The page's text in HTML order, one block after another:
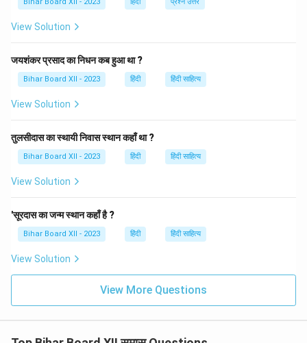
सही मार्ग दिखाने के संदर्भ में प्रयुक्त होता है। इस प्रकार, संधि-विच्छेद
से हमें शब्दों के अर्थ को बेहतर समझने में मदद मिलती है और हम भाषा की
Download Solution in PDF
View Solution
जयशंकर प्रसाद का निधन कब हुआ था ?
Bihar Board XII - 2023 हिंदी हिंदी साहित्य
View Solution
तुलसीदास का स्थायी निवास स्थान कहाँ था ?
Bihar Board XII - 2023 हिंदी हिंदी साहित्य
View Solution
'सूरदास का जन्म स्थान कहाँ है ?
Bihar Board XII - 2023 हिंदी हिंदी साहित्य
View Solution
View More Questions